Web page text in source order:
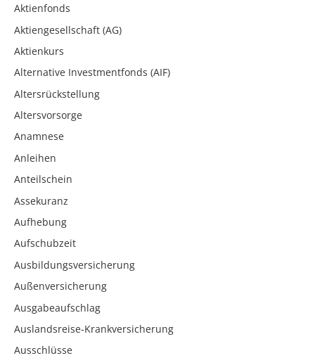
Aktienfonds
Aktiengesellschaft (AG)
Aktienkurs
Alternative Investmentfonds (AIF)
Altersrückstellung
Altersvorsorge
Anamnese
Anleihen
Anteilschein
Assekuranz
Aufhebung
Aufschubzeit
Ausbildungsversicherung
Außenversicherung
Ausgabeaufschlag
Auslandsreise-Krankversicherung
Ausschlüsse